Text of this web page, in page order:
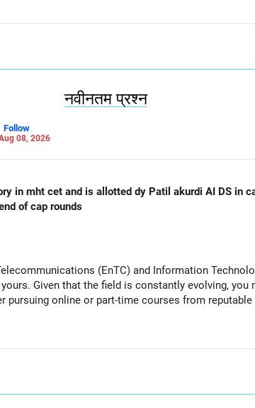
नवीनतम प्रश्न
Follow
08, 2026
in mht cet and is allotted dy Patil akurdi AI DS in
of cap rounds
(EnTC) and Information
Given that the field is constantly evolving,
pursuing online or part-time courses from